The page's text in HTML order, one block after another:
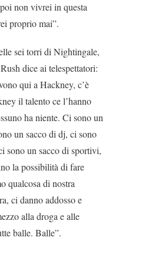
non vivrei in questa
proprio mai”.
sei torri di Nightingale,
dice ai telespettatori:
qui a Hackney, c’è
il talento ce l’hanno
ha niente. Ci sono un
un sacco di dj, ci sono
sono un sacco di sportivi,
la possibilità di fare
qualcosa di nostra
ci danno addosso e
alla droga e alle
balle. Balle”.